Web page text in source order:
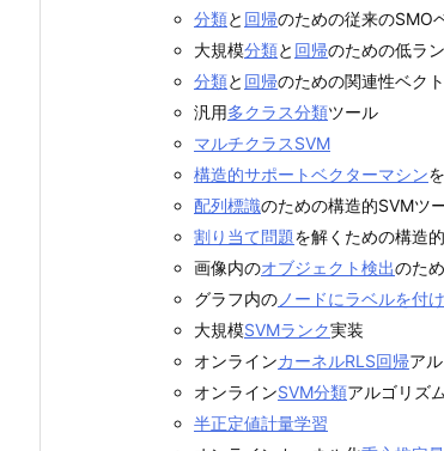
分類と 回帰のための従来のSMO
大規模分類と 回帰のための低ラ
分類と 回帰のための関連性ベク
汎用多クラス分類ツール
マルチクラスSVM
構造的サポートベクターマシン
配列標識のための構造的SVMツ
割り当て問題を解くための構造
画像内のオブジェクト検出のた
グラフ内の ノードにラベルを付
大規模SVMランク実装
オンラインカーネルRLS回帰ア
オンラインSVM分類アルゴリズ
半正定値計量学習